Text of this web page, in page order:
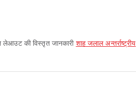
लेआउट की विस्तृत जानकारी शाह जलाल अन्तर्राष्ट्रीय